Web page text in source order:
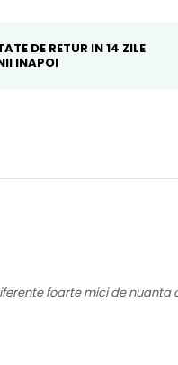
DE RETUR IN 14 ZILE
INAPOI
foarte mici de